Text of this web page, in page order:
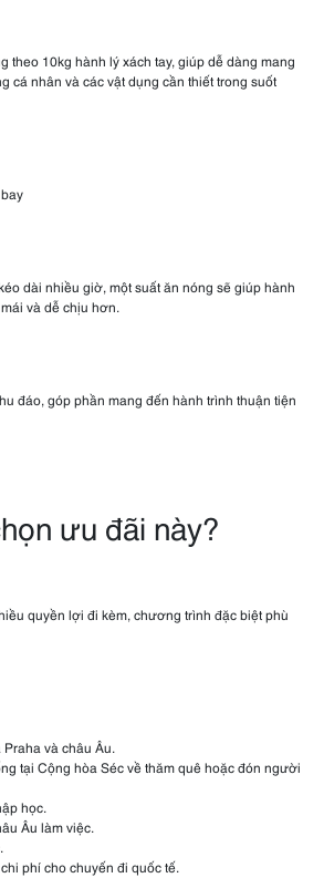
theo 10kg hành lý xách tay, giúp dễ dàng mang
cá nhân và các vật dụng cần thiết trong suốt
dài nhiều giờ, một suất ăn nóng sẽ giúp hành
và dễ chịu hơn.
đáo, góp phần mang đến hành trình thuận tiện
ưu đãi này?
quyền lợi đi kèm, chương trình đặc biệt phù
và châu Âu.
tại Cộng hòa Séc về thăm quê hoặc đón người
học.
Âu làm việc.
phí cho chuyến đi quốc tế.